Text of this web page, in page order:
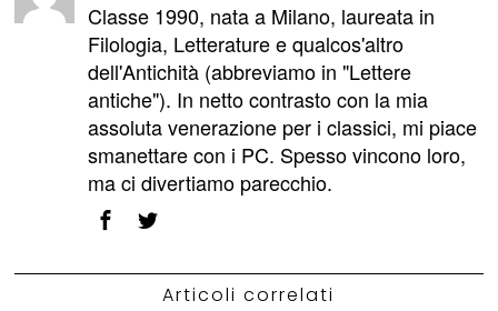
Classe 1990, nata a Milano, laureata in
Filologia, Letterature e qualcos'altro
dell'Antichità (abbreviamo in "Lettere
antiche"). In netto contrasto con la mia
assoluta venerazione per i classici, mi piace
smanettare con i PC. Spesso vincono loro,
ma ci divertiamo parecchio.
Articoli correlati